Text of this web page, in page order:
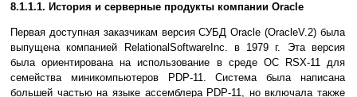
8.1.1.1. История и серверные продукты компании Oracle
Первая доступная заказчикам версия СУБД Oracle (OracleV.2) была
выпущена компанией RelationalSoftwareInc. в 1979 г. Эта версия
была ориентирована на использование в среде ОС RSX-11 для
семейства миникомпьютеров PDP-11. Система была написана
большей частью на языке ассемблера PDP-11, но включала также